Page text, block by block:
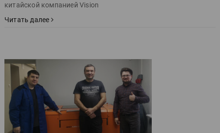
китайской компанией Vision
Читать далее